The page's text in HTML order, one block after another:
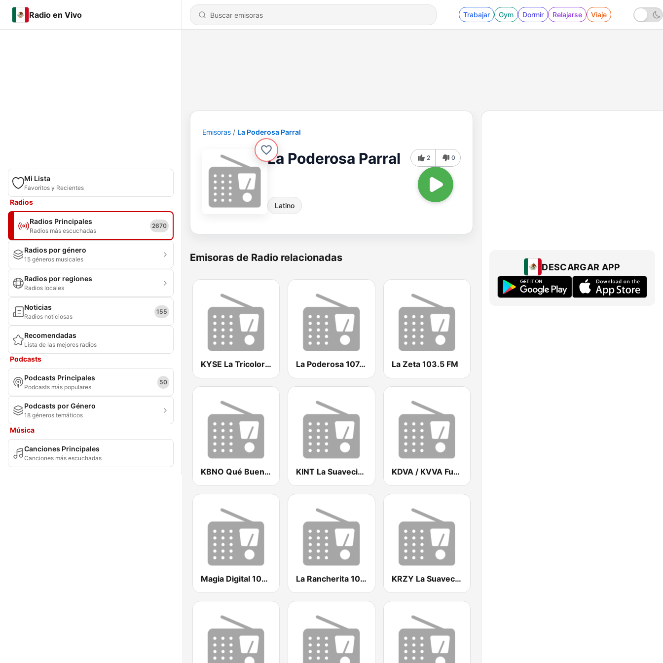
Radio en Vivo Trabajar Gym Dormir Relajarse Viaje
Mi Lista
Favoritos y Recientes
Radios
Radios Principales
Radios más escuchadas
2670
Radios por género
15 géneros musicales
Radios por regiones
Radios locales
Noticias
Radios noticiosas
155
Recomendadas
Lista de las mejores radios
Podcasts
Podcasts Principales
Podcasts más populares
50
Podcasts por Género
18 géneros temáticos
Música
Canciones Principales
Canciones más escuchadas
Emisoras La Poderosa Parral
La Poderosa Parral
Latino
2 0
Emisoras de Radio relacionadas
KYSE La Tricolor 94.7 FM La Poderosa 107.5 FM La Zeta 103.5 FM
KBNO Qué Bueno 97.7 FM KINT La Suavecita 93.9 FM KDVA / KVVA Fuego 106.7
Magia Digital 100.7 FM La Rancherita 1000 AM KRZY La Suavecita 105.9 FM
DESCARGAR APP